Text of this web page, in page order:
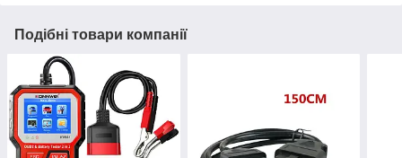
Подібні товари компанії